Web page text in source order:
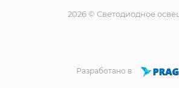
2026 © Светодиодное
Разработано в